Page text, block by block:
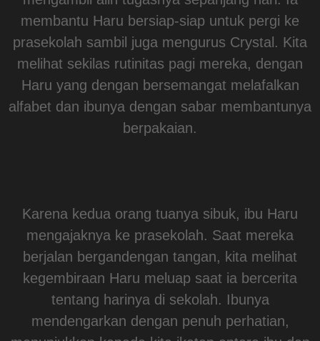
membantu Haru bersiap-siap untuk pergi ke
prasekolah sambil juga mengurus Crystal. Kita
melihat sekilas rutinitas pagi mereka, dengan
Haru yang dengan bersemangat melafalkan
alfabet dan ibunya dengan sabar membantunya
berpakaian.
Karena kedua orang tuanya sibuk, ibu Haru
mengajaknya ke prasekolah. Saat mereka
berjalan bergandengan tangan, kita melihat
kegembiraan Haru meluap saat ia bercerita
tentang harinya di sekolah. Ibunya
mendengarkan dengan penuh perhatian,